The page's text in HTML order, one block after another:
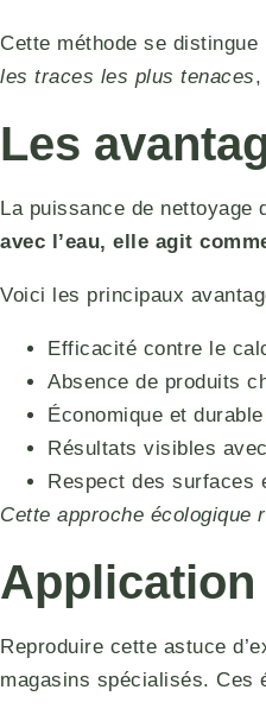
Cette méthode se
les traces les plus tenaces,
Les
La puissance de nettoyage
avec l’eau, elle agit
Voici les principaux
Efficacité contre le
Absence de produits
Économique et durable
Résultats visibles
Respect des surfaces
Cette approche écologique
Application
Reproduire cette astuce
magasins spécialisés. Ces